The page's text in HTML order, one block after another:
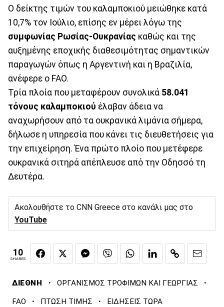
Ο δείκτης τιμών του καλαμποκιού μειώθηκε κατά
10,7% τον Ιούλιο, επίσης εν μέρει λόγω της
συμφωνίας Ρωσίας-Ουκρανίας καθώς και της
αυξημένης εποχικής διαθεσιμότητας σημαντικών
παραγωγών όπως η Αργεντινή και η Βραζιλία,
ανέφερε ο FAO.
Τρία πλοία που μεταφέρουν συνολικά 58.041
τόνους καλαμποκιού έλαβαν άδεια να
αναχωρήσουν από τα ουκρανικά λιμάνια σήμερα,
δήλωσε η υπηρεσία που κάνει τις διευθετήσεις για
την επιχείρηση. Ένα πρώτο πλοίο που μετέφερε
ουκρανικά σιτηρά απέπλευσε από την Οδησσό τη
Δευτέρα.
Ακολουθήστε το CNN Greece στο κανάλι μας στο
YouTube
10
SHARES
ΔΙΕΘΝΗ · ΟΡΓΑΝΙΣΜΟΣ ΤΡΟΦΙΜΩΝ ΚΑΙ ΓΕΩΡΓΙΑΣ ·
FAO · ΠΤΩΣΗ ΤΙΜΗΣ · ΕΙΔΗΣΕΙΣ ΤΩΡΑ